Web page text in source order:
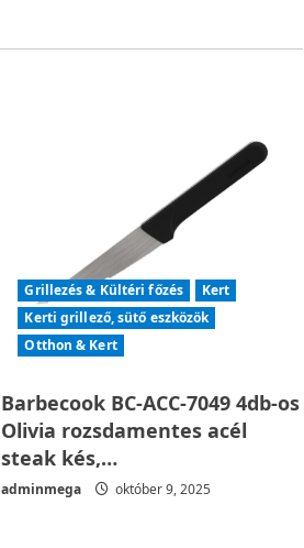
Grillezés & Kültéri főzés
Kert
Kerti grillező, sütő eszközök
Otthon & Kert
Barbecook BC-ACC-7049 4db-os
Olivia rozsdamentes acél
steak kés,…
adminmega október 9, 2025